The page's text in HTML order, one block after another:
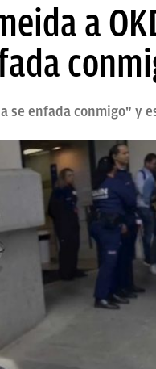
a
se enfada conmigo" y